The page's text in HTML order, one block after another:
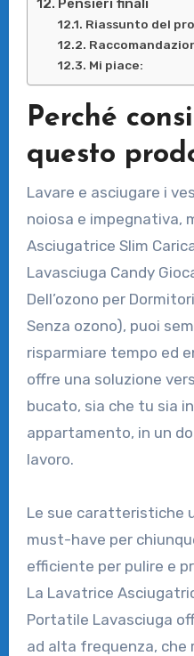
Pensieri finali
Riassunto del
Mi piace:
Perché
questo
Lavare e asciugare i
noiosa e impegnativa,
Asciugatrice Slim
Lavasciuga Candy
Dell’ozono per
Senza ozono), puoi
risparmiare tempo ed
offre una soluzione
bucato, sia che tu sia
appartamento, in un
lavoro.
Le sue caratteristiche
must-have per
efficiente per pulire e
La Lavatrice
Portatile Lavasciuga
ad alta frequenza, che